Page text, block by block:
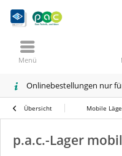
Onlinebestellungen nur
Menü
Übersicht Mobile
p.a.c.-Lager